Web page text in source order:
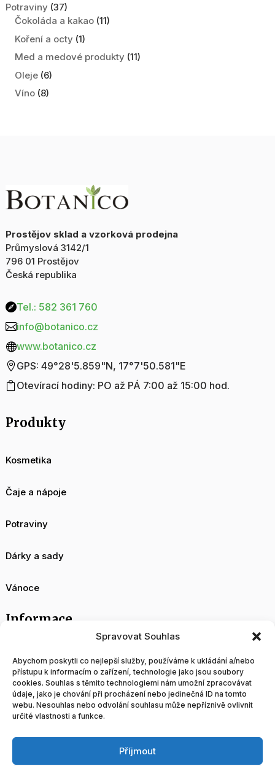
Spravovat Souhlas
Abychom poskytli co nejlepší služby, používáme k ukládání a/nebo
přístupu k informacím o zařízení, technologie jako jsou soubory
cookies. Souhlas s těmito technologiemi nám umožní zpracovávat
údaje, jako je chování při procházení nebo jedinečná ID na tomto
webu. Nesouhlas nebo odvolání souhlasu může nepříznivě ovlivnit
určité vlastnosti a funkce.
Příjmout
Potraviny (37)
Čokoláda a kakao (11)
Koření a octy (1)
Med a medové produkty (11)
Oleje (6)
Víno (8)
Prostějov sklad a vzorková prodejna
Průmyslová 3142/1
796 01 Prostějov
Česká republika
Tel.: 582 361 760
info@botanico.cz
www.botanico.cz
GPS: 49°28'5.859"N, 17°7'50.581"E
Otevírací hodiny: PO až PÁ 7:00 až 15:00 hod.
Produkty
Kosmetika
Čaje a nápoje
Potraviny
Dárky a sady
Vánoce
Informace
O nás
Velkoobchod
Blog